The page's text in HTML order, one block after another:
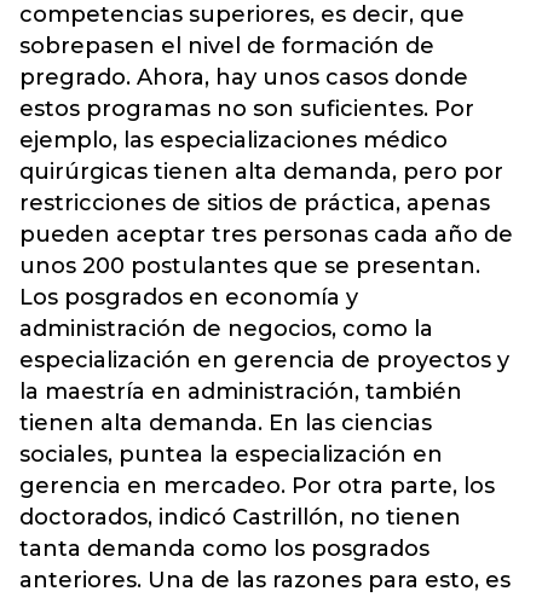
competencias superiores, es decir, que
sobrepasen el nivel de formación de
pregrado. Ahora, hay unos casos donde
estos programas no son suficientes. Por
ejemplo, las especializaciones médico
quirúrgicas tienen alta demanda, pero por
restricciones de sitios de práctica, apenas
pueden aceptar tres personas cada año de
unos 200 postulantes que se presentan.
Los posgrados en economía y
administración de negocios, como la
especialización en gerencia de proyectos y
la maestría en administración, también
tienen alta demanda. En las ciencias
sociales, puntea la especialización en
gerencia en mercadeo. Por otra parte, los
doctorados, indicó Castrillón, no tienen
tanta demanda como los posgrados
anteriores. Una de las razones para esto, es